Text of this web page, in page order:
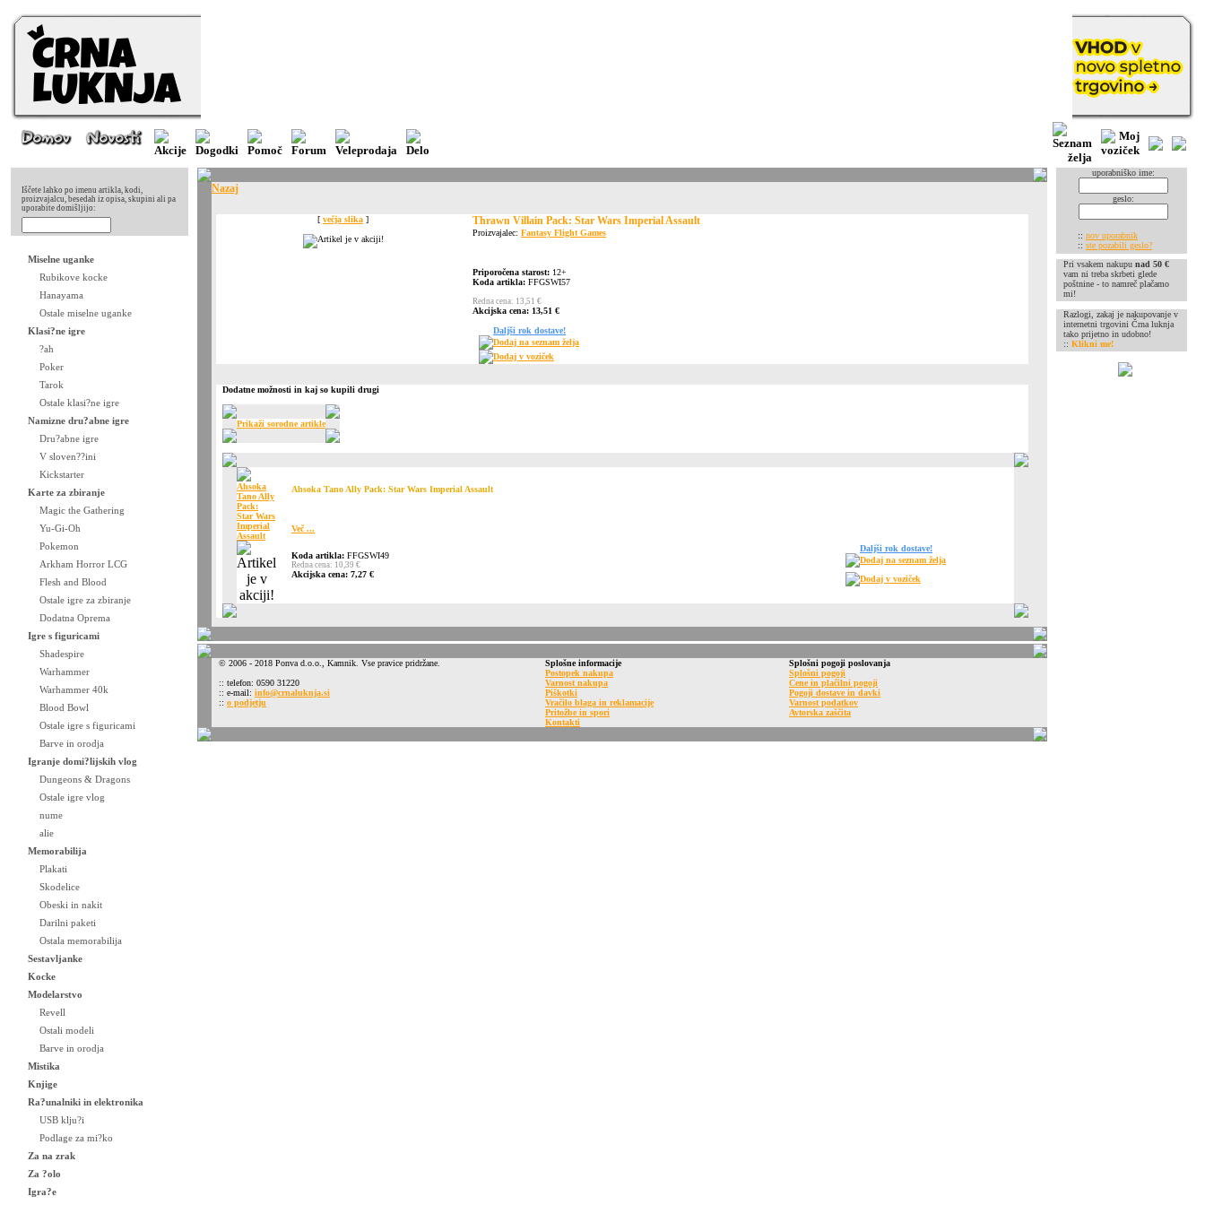
Iščete lahko po imenu artikla, kodi,
proizvajalcu, besedah iz opisa, skupini ali pa
uporabite domišljijo:
Miselne uganke
Rubikove kocke
Hanayama
Ostale miselne uganke
Klasi?ne igre
?ah
Poker
Tarok
Ostale klasi?ne igre
Namizne dru?abne igre
Dru?abne igre
V sloven??ini
Kickstarter
Karte za zbiranje
Magic the Gathering
Yu-Gi-Oh
Pokemon
Arkham Horror LCG
Flesh and Blood
Ostale igre za zbiranje
Dodatna Oprema
Igre s figuricami
Shadespire
Warhammer
Warhammer 40k
Blood Bowl
Ostale igre s figuricami
Barve in orodja
Igranje domi?lijskih vlog
Dungeons & Dragons
Ostale igre vlog
nume
alie
Memorabilija
Plakati
Skodelice
Obeski in nakit
Darilni paketi
Ostala memorabilija
Sestavljanke
Kocke
Modelarstvo
Revell
Ostali modeli
Barve in orodja
Mistika
Knjige
Ra?unalniki in elektronika
USB klju?i
Podlage za mi?ko
Za na zrak
Za ?olo
Igra?e
Nazaj
[ večja slika ] Thrawn Villain Pack: Star Wars Imperial Assault
Proizvajalec: Fantasy Flight Games
Priporočena starost: 12+
Koda artikla: FFGSWI57
Redna cena: 13,51 €
Akcijska cena: 13,51 €
Daljši rok dostave!
Dodaj na seznam želja
Dodaj v voziček
Dodatne možnosti in kaj so kupili drugi
Prikaži sorodne artikle
Ahsoka Tano Ally Pack: Star Wars Imperial Assault
Več ...
Koda artikla: FFGSWI49
Redna cena: 10,39 €
Akcijska cena: 7,27 €
Daljši rok dostave!
Dodaj na seznam želja
Dodaj v voziček
© 2006 - 2018 Ponva d.o.o., Kamnik. Vse pravice pridržane.
:: telefon: 0590 31220
:: e-mail: info@crnaluknja.si
:: o podjetju
Splošne informacije
Postopek nakupa
Varnost nakupa
Piškotki
Vračilo blaga in reklamacije
Pritožbe in spori
Kontakti
Splošni pogoji poslovanja
Splošni pogoji
Cene in plačilni pogoji
Pogoji dostave in davki
Varnost podatkov
Avtorska zaščita
uporabniško ime:
geslo:
:: nov uporabnik
:: ste pozabili geslo?
Pri vsakem nakupu nad 50 €
vam ni treba skrbeti glede
poštnine - to namreč plačamo
mi!
Razlogi, zakaj je nakupovanje v
internetni trgovini Črna luknja
tako prijetno in udobno!
:: Klikni me!